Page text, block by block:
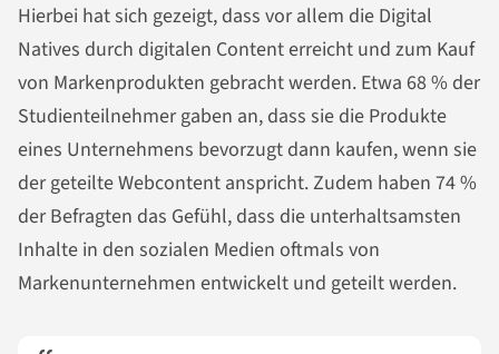
Hierbei hat sich gezeigt, dass vor allem die Digital
Natives durch digitalen Content erreicht und zum Kauf
von Markenprodukten gebracht werden. Etwa 68 % der
Studienteilnehmer gaben an, dass sie die Produkte
eines Unternehmens bevorzugt dann kaufen, wenn sie
der geteilte Webcontent anspricht. Zudem haben 74 %
der Befragten das Gefühl, dass die unterhaltsamsten
Inhalte in den sozialen Medien oftmals von
Markenunternehmen entwickelt und geteilt werden.